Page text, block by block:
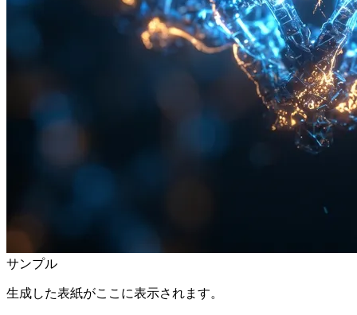
サンプル
生成した表紙がここに表示されます。